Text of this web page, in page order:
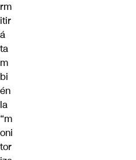
rm
itir
á
ta
m
bi
én
la
“m
oni
tor